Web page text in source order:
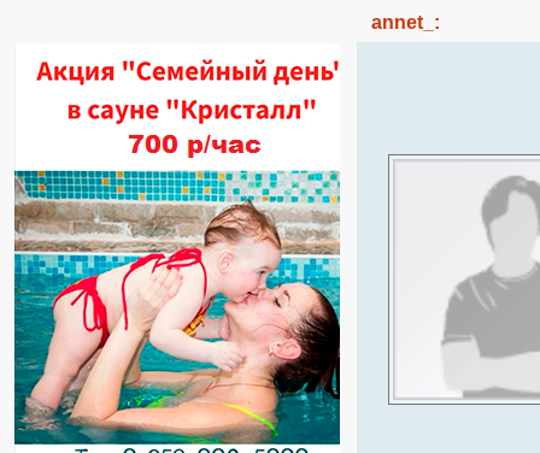
annet_: